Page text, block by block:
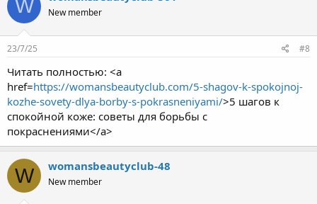
W New member
23/7/25 #8
Читать полностью: <a
href=https://womansbeautyclub.com/5-shagov-k-spokojnoj-
kozhe-sovety-dlya-borby-s-pokrasneniyami/>5 шагов к
спокойной коже: советы для борьбы с
покраснениями</a>
W womansbeautyclub-48
New member